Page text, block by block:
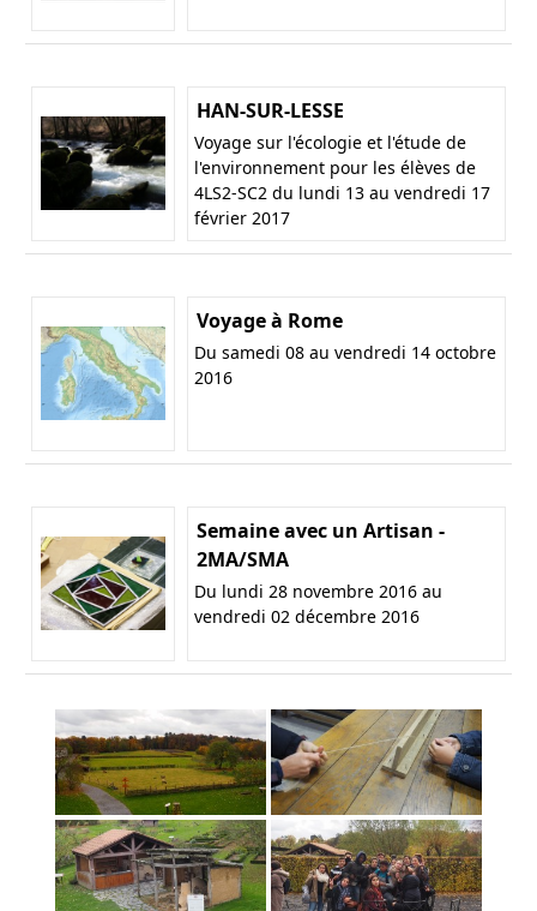
HAN-SUR-LESSE
Voyage sur l'écologie et l'étude de
l'environnement pour les élèves de
4LS2-SC2 du lundi 13 au vendredi 17
février 2017
Voyage à Rome
Du samedi 08 au vendredi 14 octobre
2016
Semaine avec un Artisan -
2MA/SMA
Du lundi 28 novembre 2016 au
vendredi 02 décembre 2016